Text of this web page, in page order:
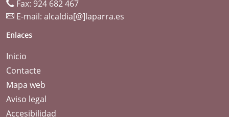
Fax: 924 682 467
E-mail: alcaldia[@]laparra.es
Enlaces
Inicio
Contacte
Mapa web
Aviso legal
Accesibilidad